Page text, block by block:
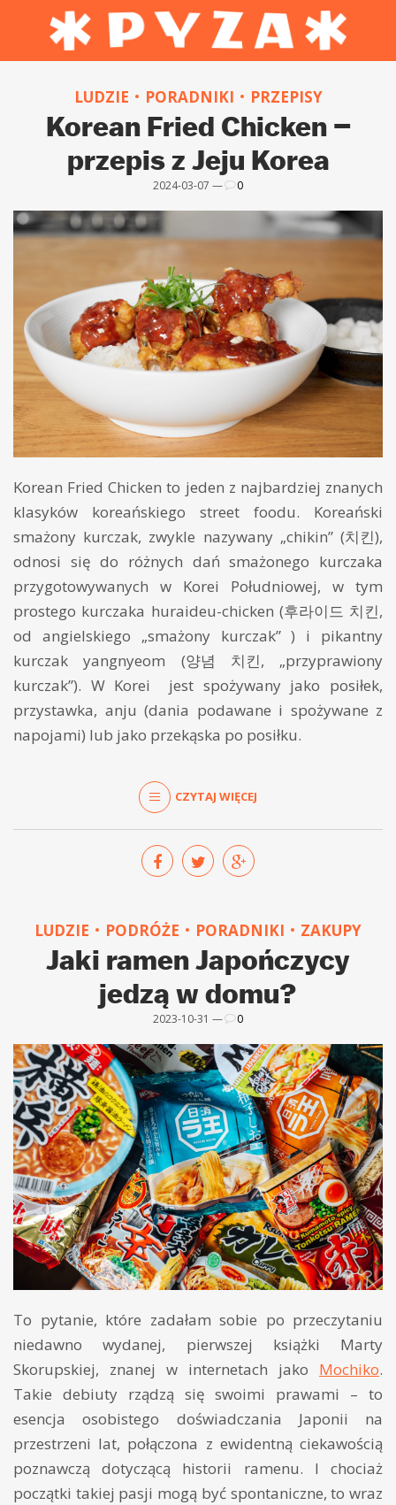
LUDZIE PORADNIKI PRZEPISY
Korean Fried Chicken –
przepis z Jeju Korea
2024-03-07 — 0
Korean Fried Chicken to jeden z najbardziej znanych
klasyków koreańskiego street foodu. Koreański
smażony kurczak, zwykle nazywany „chikin” (치킨),
odnosi się do różnych dań smażonego kurczaka
przygotowywanych w Korei Południowej, w tym
prostego kurczaka huraideu-chicken (후라이드 치킨,
od angielskiego „smażony kurczak” ) i pikantny
kurczak yangnyeom (양념 치킨, „przyprawiony
kurczak”). W Korei jest spożywany jako posiłek,
przystawka, anju (dania podawane i spożywane z
napojami) lub jako przekąska po posiłku.
CZYTAJ WIĘCEJ
LUDZIE PODRÓŻE PORADNIKI ZAKUPY
Jaki ramen Japończycy
jedzą w domu?
2023-10-31 — 0
To pytanie, które zadałam sobie po przeczytaniu
niedawno wydanej, pierwszej książki Marty
Skorupskiej, znanej w internetach jako Mochiko.
Takie debiuty rządzą się swoimi prawami – to
esencja osobistego doświadczania Japonii na
przestrzeni lat, połączona z ewidentną ciekawością
poznawczą dotyczącą historii ramenu. I chociaż
początki takiej pasji mogą być spontaniczne, to wraz